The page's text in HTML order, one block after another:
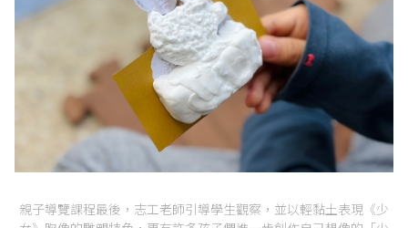
親子導覽課程最後，志工老師引導學生觀察，並以輕黏土表現《少